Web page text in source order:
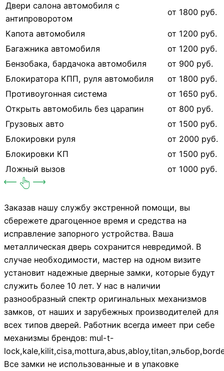
Двери салона автомобиля с
антипроворотом
от 1800 руб.
Капота автомобиля
от 1200 руб.
Багажника автомобиля
от 1200 руб.
Бензобака, бардачока автомобиля
от 900 руб.
Блокиратора КПП, руля автомобиля
от 1800 руб.
Противоугонная система
от 1650 руб.
Открыть автомобиль без царапин
от 800 руб.
Грузовых авто
от 1500 руб.
Блокировки руля
от 2000 руб.
Блокировки КП
от 1500 руб.
Ложный вызов
от 1000 руб.
Заказав нашу службу экстренной помощи, вы
сбережете драгоценное время и средства на
исправление запорного устройства. Ваша
металлическая дверь сохранится невредимой. В
случае необходимости, мастер на одном визите
установит надежные дверные замки, которые будут
служить более 10 лет. У нас в наличии
разнообразный спектр оригинальных механизмов
замков, от наших и зарубежных производителей для
всех типов дверей. Работник всегда имеет при себе
механизмы брендов: mul-t-
Все замки не использованные и в упаковке